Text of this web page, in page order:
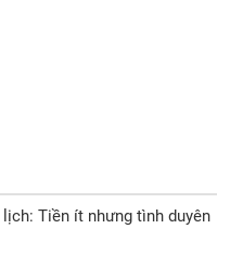
Tiền ít nhưng tình duyên